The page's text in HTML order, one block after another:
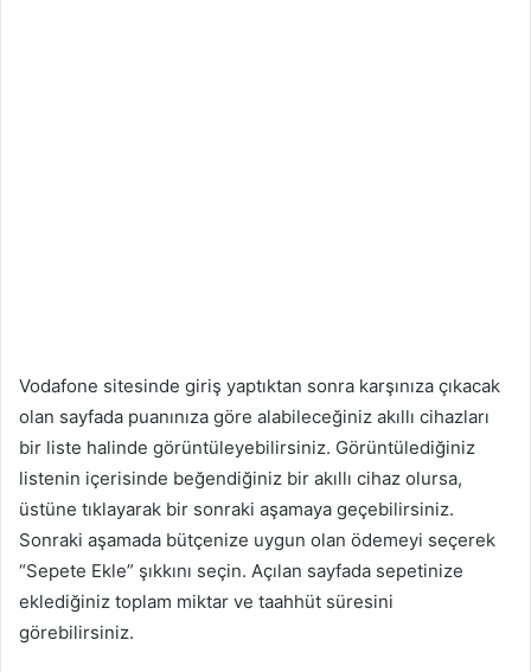
Vodafone sitesinde giriş yaptıktan sonra karşınıza çıkacak
olan sayfada puanınıza göre alabileceğiniz akıllı cihazları
bir liste halinde görüntüleyebilirsiniz. Görüntülediğiniz
listenin içerisinde beğendiğiniz bir akıllı cihaz olursa,
üstüne tıklayarak bir sonraki aşamaya geçebilirsiniz.
Sonraki aşamada bütçenize uygun olan ödemeyi seçerek
“Sepete Ekle” şıkkını seçin. Açılan sayfada sepetinize
eklediğiniz toplam miktar ve taahhüt süresini
görebilirsiniz.